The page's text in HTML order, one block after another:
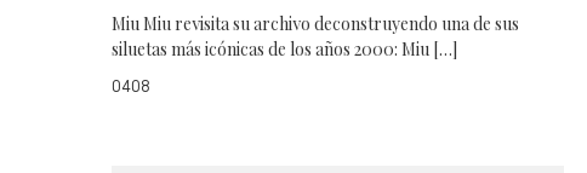
Miu Miu revisita su archivo deconstruyendo una de sus
siluetas más icónicas de los años 2000: Miu […]
0408